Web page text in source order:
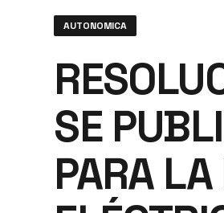
AUTONOMICA
SE
PARA